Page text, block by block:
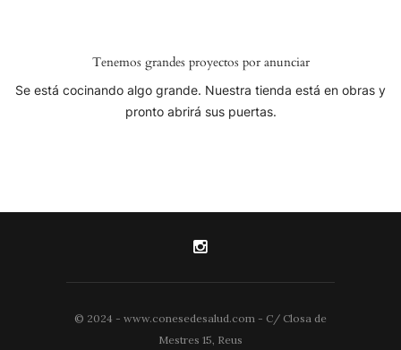
Tenemos grandes proyectos por anunciar
Se está cocinando algo grande. Nuestra tienda está en obras y
pronto abrirá sus puertas.
© 2024 - www.conesedesalud.com - C/ Closa de
Mestres 15, Reus